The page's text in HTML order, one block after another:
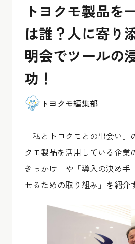
トヨクモ製品を
は誰？人に寄り
明会でツールの
功！
トヨクモ編集部
「私とトヨクモとの出会い
クモ製品を活用している企業
きっかけ」や「導入の決め手
せるための取り組み」を紹介